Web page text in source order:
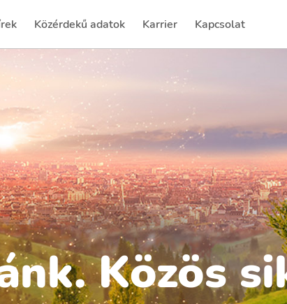
Közérdekű adatok Karrier
(current) Kapcsolat
(current)
Közös